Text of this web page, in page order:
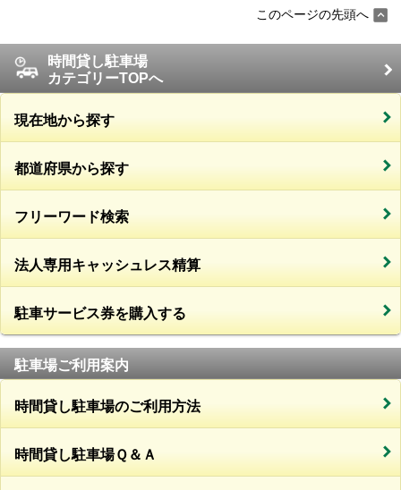
このページの先頭へ
時間貸し駐車場
カテゴリーTOPへ
現在地から探す
都道府県から探す
フリーワード検索
法人専用キャッシュレス精算
駐車サービス券を購入する
駐車場ご利用案内
時間貸し駐車場のご利用方法
時間貸し駐車場Ｑ＆Ａ